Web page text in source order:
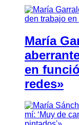
María
en
redes»